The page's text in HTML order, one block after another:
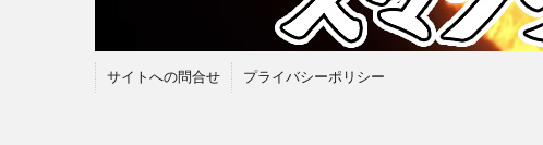
サイトへの問合せ プライバシーポリシー